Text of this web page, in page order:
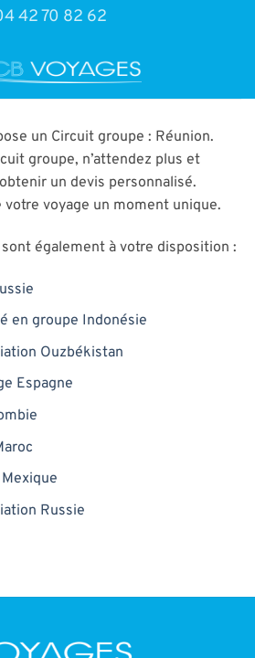
42 70 82 62
un Circuit groupe : Réunion.
groupe, n’attendez plus et
un devis personnalisé.
votre voyage un moment unique.
également à votre disposition :
en groupe Indonésie
Ouzbékistan
Espagne
Russie